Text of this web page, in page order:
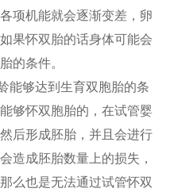
项机能就会逐渐变差，卵
果怀双胎的话身体可能会
的条件。
能够达到生育双胞胎的条
够怀双胞胎的，在试管婴
后形成胚胎，并且会进行
造成胚胎数量上的损失，
么也是无法通过试管怀双